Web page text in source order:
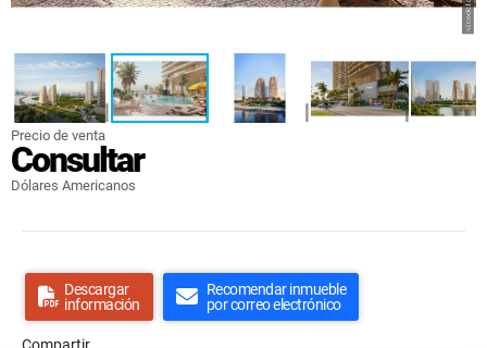
Precio de venta
Consultar
Dólares Americanos
Descargar
información
Recomendar inmueble
por correo electrónico